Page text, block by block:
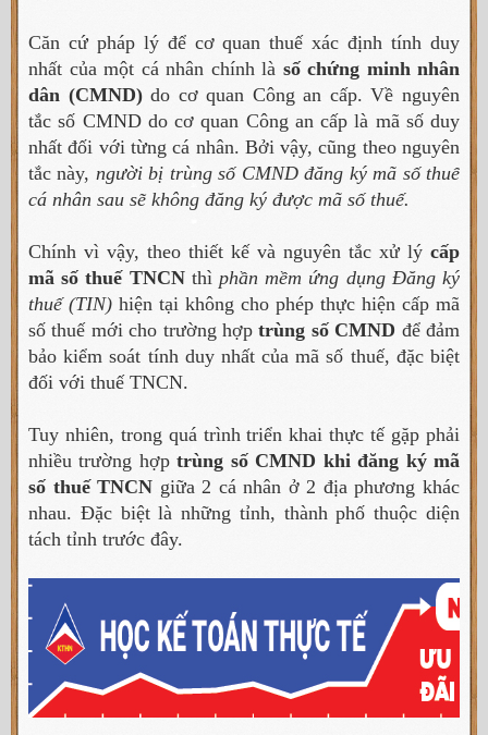
Căn cứ pháp lý để cơ quan thuế xác định tính duy
nhất của một cá nhân chính là số chứng minh nhân
dân (CMND)do cơ quan Công an cấp. Về nguyên
tắc số CMND do cơ quan Công an cấp là mã số duy
nhất đối với từng cá nhân. Bởi vậy, cũng theo nguyên
tắc này, người bị trùng số CMND đăng ký mã số thuế
cá nhân sau sẽ không đăng ký được mã số thuế.
Chính vì vậy, theo thiết kế và nguyên tắc xử lý cấp
mã số thuế TNCNthì phần mềm ứng dụng Đăng ký
thuế (TIN) hiện tại không cho phép thực hiện cấp mã
số thuế mới cho trường hợp trùng số CMND để đảm
bảo kiểm soát tính duy nhất của mã số thuế, đặc biệt
đối với thuế TNCN.
Tuy nhiên, trong quá trình triển khai thực tế gặp phải
nhiều trường hợptrùng số CMND khi đăng ký mã
số thuế TNCN giữa 2 cá nhân ở 2 địa phương khác
nhau. Đặc biệt là những tỉnh, thành phố thuộc diện
tách tỉnh trước đây.